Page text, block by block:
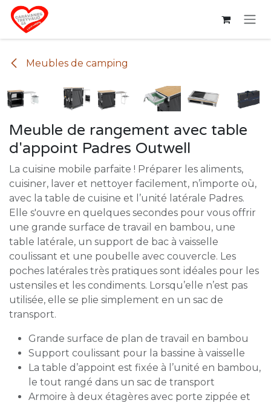
Se rendre au contenu
Meubles de camping
Meuble de rangement avec table
d'appoint Padres Outwell
La cuisine mobile parfaite ! Préparer les aliments,
cuisiner, laver et nettoyer facilement, n’importe où,
avec la table de cuisine et l’unité latérale Padres.
Elle s'ouvre en quelques secondes pour vous offrir
une grande surface de travail en bambou, une
table latérale, un support de bac à vaisselle
coulissant et une poubelle avec couvercle. Les
poches latérales très pratiques sont idéales pour les
ustensiles et les condiments. Lorsqu’elle n’est pas
utilisée, elle se plie simplement en un sac de
transport.
Grande surface de plan de travail en bambou
Support coulissant pour la bassine à vaisselle
La table d’appoint est fixée à l’unité en bambou,
le tout rangé dans un sac de transport
Armoire à deux étagères avec porte zippée et